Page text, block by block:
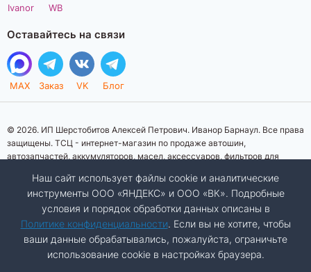
Ivanor WB
Оставайтесь на связи
MAX Заказ VK Блог
© 2026. ИП Шерстобитов Алексей Петрович. Иванор Барнаул. Все права
защищены. ТСЦ - интернет-магазин по продаже автошин,
автозапчастей, аккумуляторов, масел, аксессуаров, фильтров для
информационный характер. Представленная информация о товарах, их
стоимости, характеристик, фото, наличия на складе ни при каких
условиях не является публичной офертой, определяемой положениями
Статьи 437 (2) Гражданского кодекса Российской Федерации.
Изображения товаров на фотографиях, представленных на сайте, могут
отличаться от оригиналов. Копирование материалов сайта запрещено.
Наш сайт использует файлы cookie и аналитические
инструменты ООО «ЯНДЕКС» и ООО «ВК». Подробные
условия и порядок обработки данных описаны в
Политике конфиденциальности. Если вы не хотите, чтобы
ваши данные обрабатывались, пожалуйста, ограничьте
использование cookie в настройках браузера.